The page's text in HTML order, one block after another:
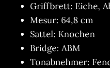
Griffbrett: Eiche,
Mesur: 64,8 cm
Sattel: Knochen
Bridge: ABM
Tonabnehmer: